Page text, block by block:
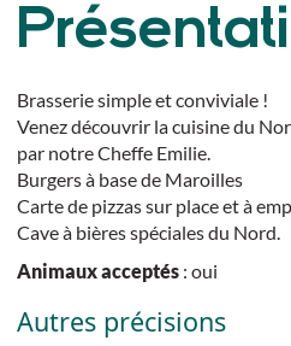
Brasserie simple et conviviale !
Venez découvrir la cuisine du
par notre Cheffe Emilie.
Burgers à base de Maroilles
Carte de pizzas sur place et à
Cave à bières spéciales du Nord.
Animaux acceptés: oui
Autres précisions